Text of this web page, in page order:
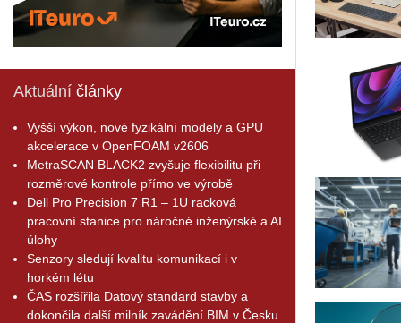
Aktuální články
Vyšší výkon, nové fyzikální modely a GPU
akcelerace v OpenFOAM v2606
MetraSCAN BLACK2 zvyšuje flexibilitu při
rozměrové kontrole přímo ve výrobě
Dell Pro Precision 7 R1 – 1U racková
pracovní stanice pro náročné inženýrské a AI
úlohy
Senzory sledují kvalitu komunikací i v
horkém létu
ČAS rozšířila Datový standard stavby a
dokončila další milník zavádění BIM v Česku